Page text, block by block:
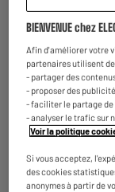
ARRIVAGE
★★★★★
★★★★★
BIENVENUE chez
Afin d'améliorer votre
partenaires utilisent
- partager des
- proposer des
- faciliter le partage de
- analyser le trafic sur
Voir la politique
Si vous acceptez,
des cookies
anonymes à partir de